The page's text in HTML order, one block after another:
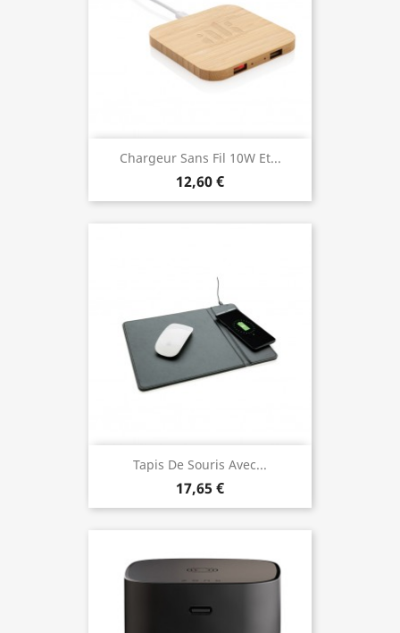
Chargeur Sans Fil 10W Et...
12,60 €
Tapis De Souris Avec...
17,65 €